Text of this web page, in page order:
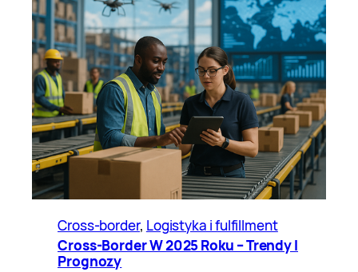
Cross-border, Logistyka i fulfillment
Cross-Border W 2025 Roku – Trendy I
Prognozy